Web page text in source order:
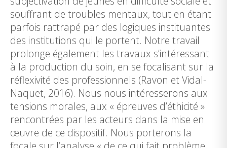
souffrant de troubles mentaux, tout en étant
parfois rattrapé par des logiques instituantes
des institutions qui le portent. Notre travail
prolonge également les travaux s’intéressant
à la production du soin, en se focalisant sur la
réflexivité des professionnels (Ravon et Vidal-
Naquet, 2016). Nous nous intéresserons aux
tensions morales, aux « épreuves d’éthicité »
rencontrées par les acteurs dans la mise en
œuvre de ce dispositif. Nous porterons la